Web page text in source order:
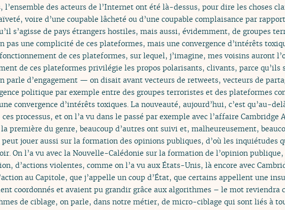
l’ensemble des acteurs de l’Internet ont été là-dessus, pour dire les choses
voire d’une coupable lâcheté ou d’une coupable complaisance par
s’agisse de pays étrangers hostiles, mais aussi, évidemment, de groupes
pas une complicité de ces plateformes, mais une convergence d’intérêts
de ces plateformes, sur lequel, j’imagine, mes voisins auront
de ces plateformes privilégie les propos polarisants, clivants, parce qu’ils
parle d’engagement — on disait avant vecteurs de retweets, vecteurs de
politique par exemple entre des groupes terroristes et des plateformes
convergence d’intérêts toxiques. La nouveauté, aujourd’hui, c’est qu’au-
processus, et on l’a vu dans le passé par exemple avec l’affaire Cambridge
première du genre, beaucoup d’autres ont suivi et, malheureusement,
peut jouer aussi sur la formation des opinions publiques, d’où les inquiétudes
On l’a vu avec la Nouvelle-Calédonie sur la formation de l’opinion
d’actions violentes, comme on l’a vu aux États-Unis, là encore avec
au Capitole, que j’appelle un coup d’État, que certains appellent une
coordonnés et avaient pu grandir grâce aux algorithmes – le mot reviendra
de ciblage, on parle, dans notre métier, de micro-ciblage qui sont liés à